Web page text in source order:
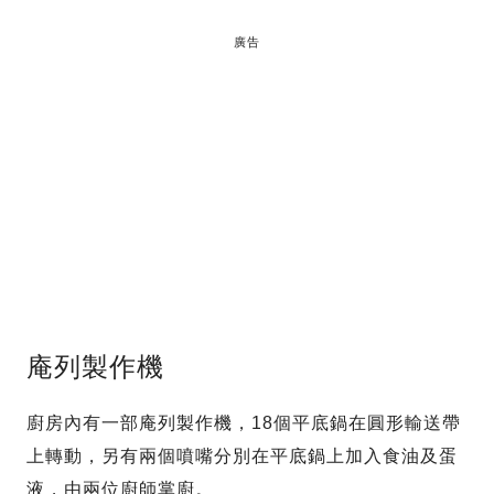
廣告
庵列製作機
廚房內有一部庵列製作機，18個平底鍋在圓形輸送帶
上轉動，另有兩個噴嘴分別在平底鍋上加入食油及蛋
液，由兩位廚師掌廚。